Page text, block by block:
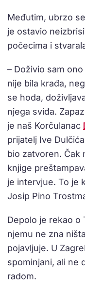
Međutim, ubrzo
je ostavio
počecima i
– Doživio sam
nije bila krađa,
se hoda,
njega sviđa.
je naš Korčulanac
prijatelj Ive
bio zatvoren. Čak
knjige
je intervjue. To je
Josip Pino
Depolo je rekao o
njemu ne zna
pojavljuje. U
spominjani, ali ne
radom.